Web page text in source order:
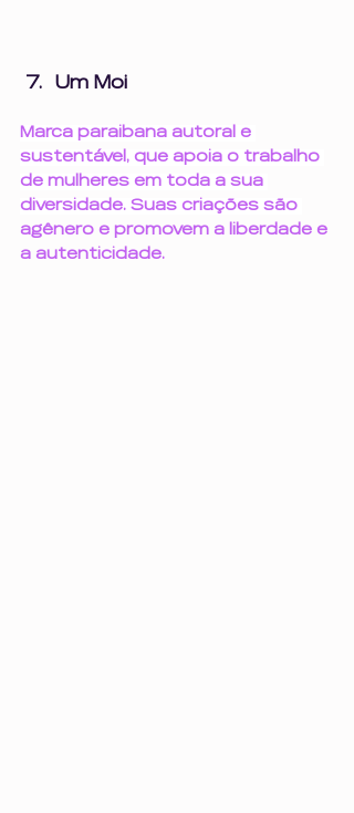
Um Moi
Marca paraibana autoral e
sustentável, que apoia o trabalho
de mulheres em toda a sua
diversidade. Suas criações são
agênero e promovem a liberdade e
a autenticidade.